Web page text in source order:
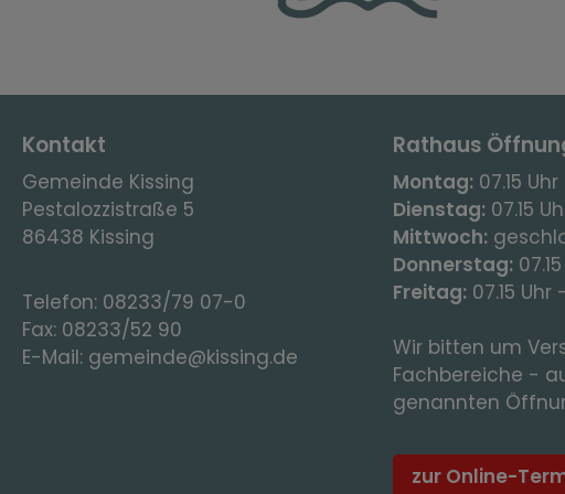
Kontakt
Gemeinde Kissing
Pestalozzistraße 5
86438 Kissing
Telefon: 08233/79 07-0
Fax: 08233/52 90
E-Mail: gemeinde@kissing.de
Rathaus
Montag: 07.15
Dienstag: 07.15
Mittwoch:
Donnerstag:
Freitag: 07.15 Uhr
Wir bitten um
Fachbereiche -
genannten
zur Online-